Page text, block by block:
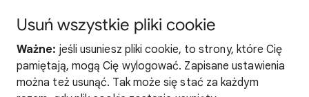
Usuń wszystkie pliki cookie
Ważne: jeśli usuniesz pliki cookie, to strony, które Cię
pamiętają, mogą Cię wylogować. Zapisane ustawienia
można też usunąć. Tak może się stać za każdym